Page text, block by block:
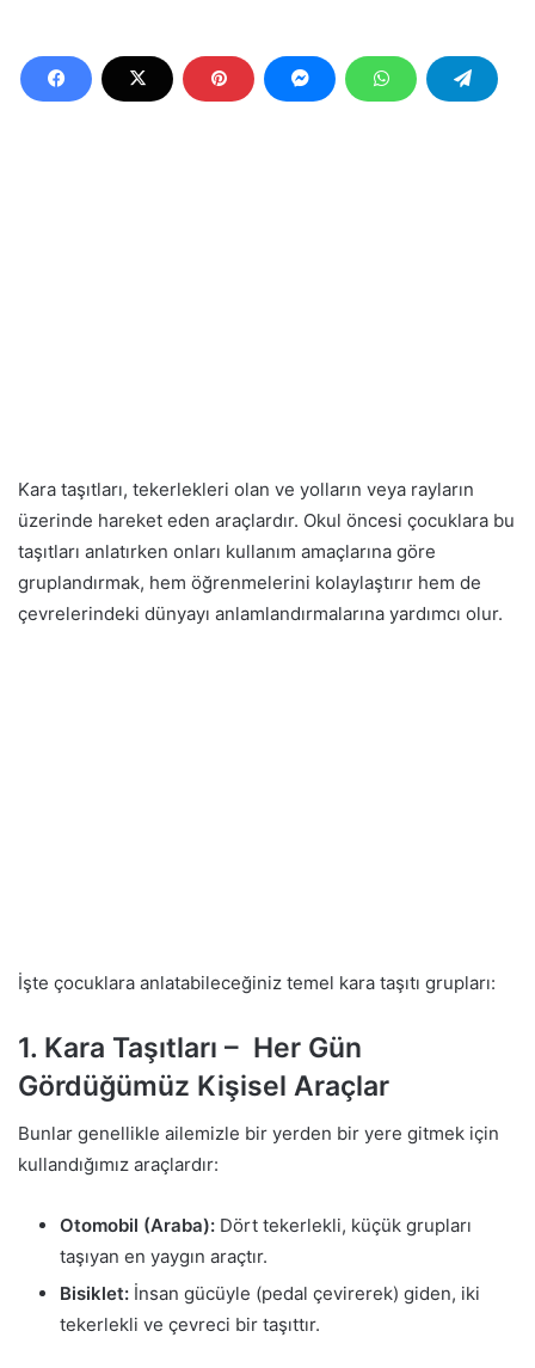
Kara taşıtları, tekerlekleri olan ve yolların veya rayların
üzerinde hareket eden araçlardır. Okul öncesi çocuklara bu
taşıtları anlatırken onları kullanım amaçlarına göre
gruplandırmak, hem öğrenmelerini kolaylaştırır hem de
çevrelerindeki dünyayı anlamlandırmalarına yardımcı olur.
İşte çocuklara anlatabileceğiniz temel kara taşıtı grupları:
1. Kara Taşıtları – Her Gün
Gördüğümüz Kişisel Araçlar
Bunlar genellikle ailemizle bir yerden bir yere gitmek için
kullandığımız araçlardır:
Otomobil (Araba): Dört tekerlekli, küçük grupları
taşıyan en yaygın araçtır.
Bisiklet: İnsan gücüyle (pedal çevirerek) giden, iki
tekerlekli ve çevreci bir taşıttır.